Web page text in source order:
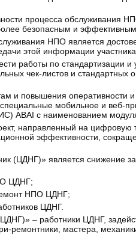
процесса обслуживания
безопасным и
НПО является
этой информации
работы по стандартизации
чек-листов и
и повышения
мобильное и веб-
ABAI с наименованием
направленный на
эффективности,
(ЦДНГ)» является снижение
ЦДНГ;
НПО ЦДНГ;
ЦДНГ.
– работники ЦДНГ,
мастера,